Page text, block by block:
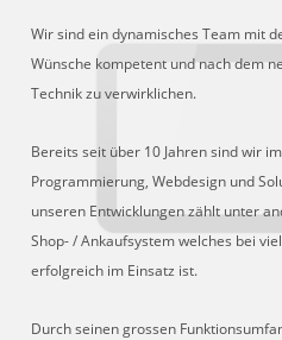
Wir sind ein dynamisches Team mit
Wünsche kompetent und nach dem
Technik zu verwirklichen.
Bereits seit über 10 Jahren sind wir
Programmierung, Webdesign und
unseren Entwicklungen zählt unter
Shop- / Ankaufsystem welches bei
erfolgreich im Einsatz ist.
Durch seinen grossen